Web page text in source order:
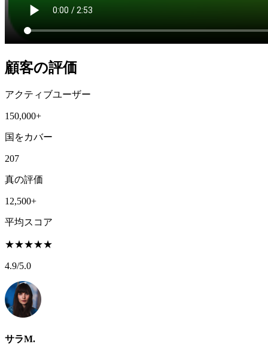
顧客の評価
アクティブユーザー
150,000+
国をカバー
207
真の評価
12,500+
平均スコア
★★★★★
4.9/5.0
サラM.